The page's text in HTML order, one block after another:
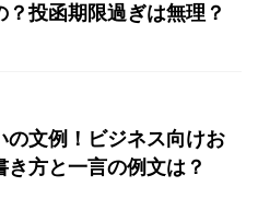
？投函期限過ぎは無理？
の文例！ビジネス向けお
き方と一言の例文は？